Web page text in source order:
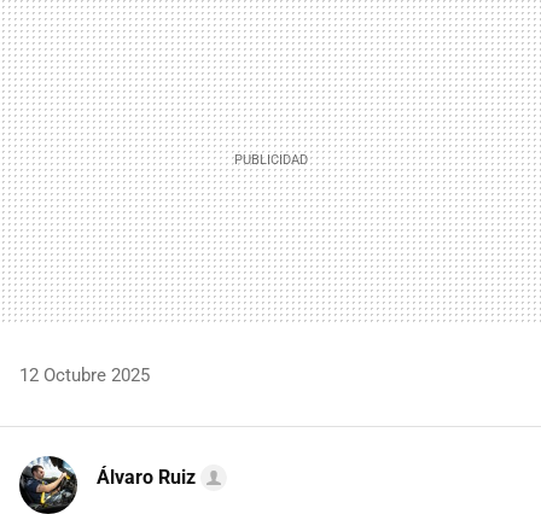
MAIL
12 Octubre 2025
Álvaro Ruiz